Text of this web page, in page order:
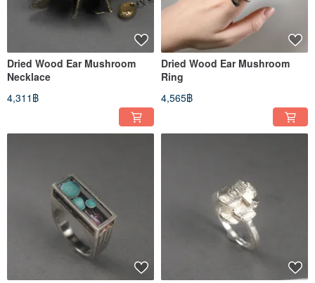
Dried Wood Ear Mushroom
Necklace
4,311฿
Dried Wood Ear Mushroom
Ring
4,565฿